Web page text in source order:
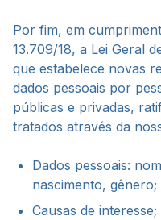
Por fim, em
13.709/18, a Lei Geral
que estabelece novas
dados pessoais por
públicas e privadas,
tratados através da
Dados pessoais:
nascimento, gênero;
Causas de interesse;